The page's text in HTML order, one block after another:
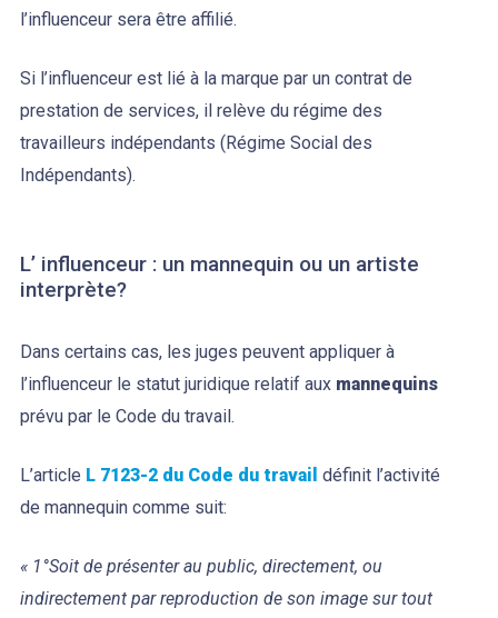
l’influenceur sera être affilié.
Si l’influenceur est lié à la marque par un contrat de
prestation de services, il relève du régime des
travailleurs indépendants (Régime Social des
Indépendants).
L’ influenceur : un mannequin ou un artiste
interprète?
Dans certains cas, les juges peuvent appliquer à
l’influenceur le statut juridique relatif aux mannequins
prévu par le Code du travail.
L’article L 7123-2 du Code du travail définit l’activité
de mannequin comme suit:
« 1°Soit de présenter au public, directement, ou
indirectement par reproduction de son image sur tout